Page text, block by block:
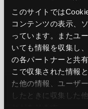
このサイトでは
コンテンツの表示、
っています。またユ
いても情報を収集し
の各パートナーと共
こで収集された情報
た他の情報、ユーザ
したときに収集した